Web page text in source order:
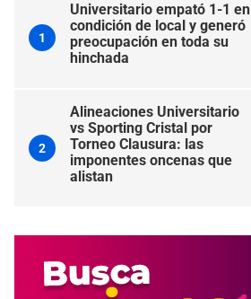
1
Universitario empató 1-1 en
condición de local y generó
preocupación en toda su
hinchada
2
Alineaciones Universitario
vs Sporting Cristal por
Torneo Clausura: las
imponentes oncenas que
alistan